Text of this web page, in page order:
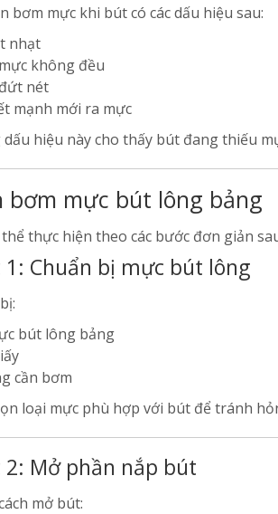
bơm mực khi bút có các dấu hiệu sau:
nhạt
không đều
nét
mạnh mới ra mực
hiệu này cho thấy bút đang thiếu
bơm mực bút lông bảng
thực hiện theo các bước đơn giản
1: Chuẩn bị mực bút lông
bút lông bảng
cần bơm
loại mực phù hợp với bút để tránh
2: Mở phần nắp bút
mở bút: